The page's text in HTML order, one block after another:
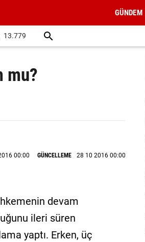
GÜNDEM
13.779
mu?
00:00 GÜNCELLEME 28 10 2016 00:00
devam
ileri süren
yaptı. Erken, üç